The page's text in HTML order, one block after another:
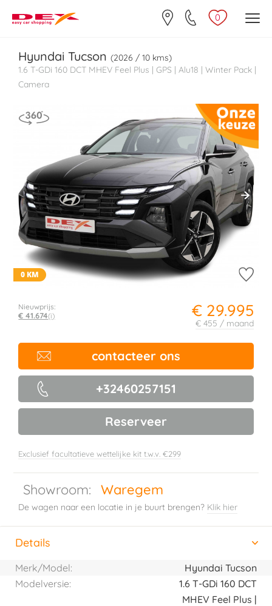
0
Hyundai Tucson (2026 / 10 kms)
1.6 T-GDi 160 DCT MHEV Feel Plus | GPS | Alu18 | Winter Pack |
Camera
0 KM
€ 29.995
€ 455 / maand
Nieuwprijs:
€ 41.674(i)
contacteer ons
+32460257151
Reserveer
Exclusief facultatieve wettelijke kit t.w.v. €299
Showroom: Waregem
De wagen naar een locatie in je buurt brengen? Klik hier
Horizontal tab group
Details
Merk/Model:
Hyundai Tucson
Modelversie:
1.6 T-GDi 160 DCT
MHEV Feel Plus |